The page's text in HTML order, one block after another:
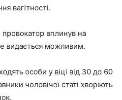
вагітності.
провокатор вплинув на
видається можливим.
особи у віці від 30 до 60
чоловічої статі хворіють